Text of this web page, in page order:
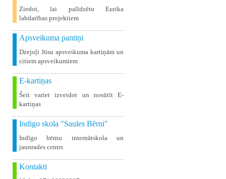
Ziedot, lai palīdzētu Eurika
labdarības projektiem
Apsveikuma pantiņi
Dzejoļi Jūsu apsveikuma kartiņām un
citiem apsveikumiem
E-kartiņas
Šeit variet izveidot un nosūtīt E-
kartiņas
Indigo skola "Saules Bērni"
Indīgo bērnu internātskola un
jaunrades centrs
Kontakti